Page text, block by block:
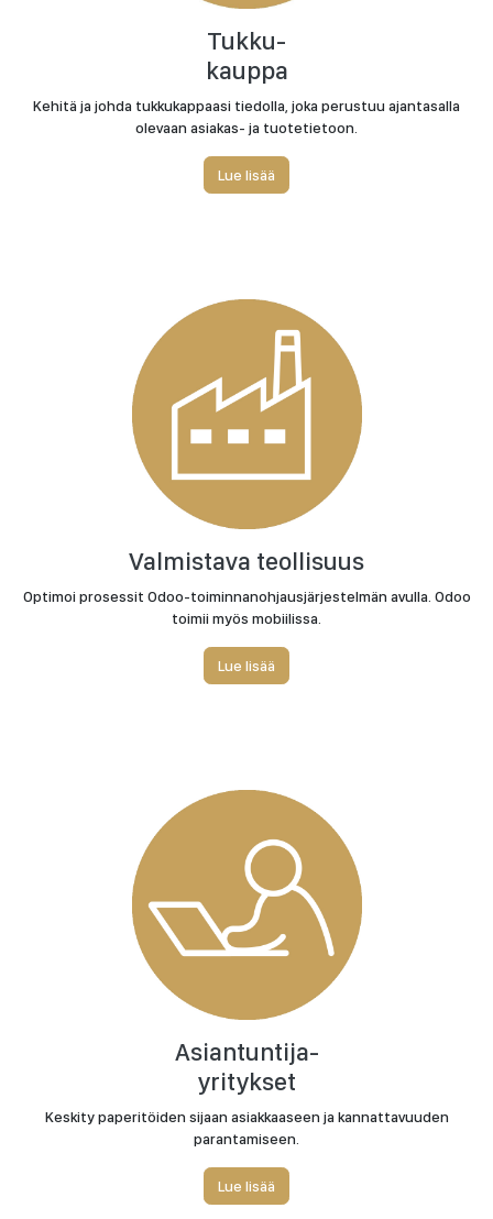
Tukku-
kauppa
Kehitä ja johda tukkukappaasi tiedolla, joka perustuu ajantasalla
olevaan asiakas- ja tuotetietoon.
Lue lisää
Valmistava teollisuus
Optimoi prosessit Odoo-toiminnanohjausjärjestelmän avulla. Odoo
toimii myös mobiilissa.
Lue lisää
Asiantuntija-
yritykset
Keskity paperitöiden sijaan asiakkaaseen ja kannattavuuden
parantamiseen.
Lue lisää